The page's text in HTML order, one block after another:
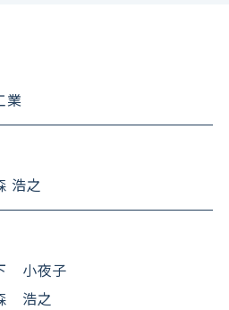
業
浩之
小夜子
浩之